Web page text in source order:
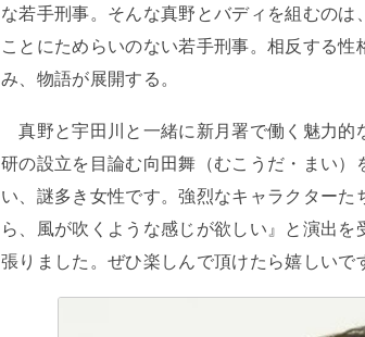
な若手刑事。そんな真野とバディを組むの
ことにためらいのない若手刑事。相反する
み、物語が展開する。
真野と宇田川と一緒に新月署で働く魅力的
研の設立を目論む向田舞（むこうだ・まい
い、謎多き女性です。強烈なキャラクター
ら、風が吹くような感じが欲しい』と演出
張りました。ぜひ楽しんで頂けたら嬉しいで